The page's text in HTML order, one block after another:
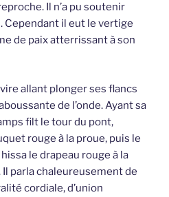
Il n’a pu soutenir
il eut le vertige
de paix atterrissant à son
allant plonger ses flancs
de l’onde. Ayant sa
filt le tour du pont,
rouge à la proue, puis le
le drapeau rouge à la
Il parla chaleureusement de
cordiale, d’union